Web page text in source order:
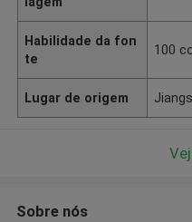
Habilidade da fon
te
100
Lugar de origem
Sobre nós